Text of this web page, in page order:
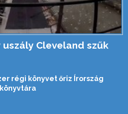
Cleveland szűk
régi könyvet őriz Írország